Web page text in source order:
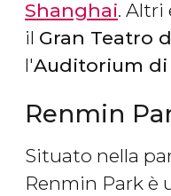
Shanghai. Altri
il Gran Teatro
l'Auditorium di
Renmin
Situato nella
Renmin Park è